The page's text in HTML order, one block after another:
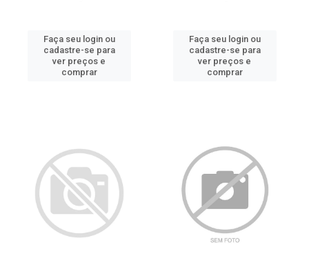
Faça seu login ou
cadastre-se para
ver preços e
comprar
Faça seu login ou
cadastre-se para
ver preços e
comprar